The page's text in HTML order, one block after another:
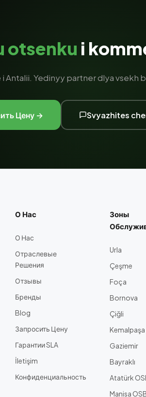
otsenku i
i Antalii. Yedinyy partner dlya
Цену → Svyazhites
О Нас
О Нас
Отраслевые
Решения
Отзывы
Бренды
Blog
Запросить Цену
Гарантии SLA
İletişim
Конфиденциальность
Зоны
Urla
Çeşme
Foça
Bornova
Çiğli
Kemalpaşa
Gaziemir
Bayraklı
Atatürk
Manisa